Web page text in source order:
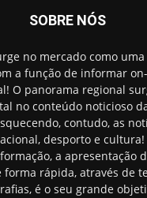
SOBRE NÓS
no mercado como
a função de informar
O panorama regional
no conteúdo noticioso
contudo, as
desporto e
a apresentação
rápida, através de
é o seu grande